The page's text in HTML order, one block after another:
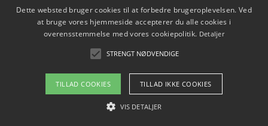
Sådan vælger du de bedste vandrerygsække til
vandreture i Danmark
Copyright 2026 - Pilanto Aps
Om / kontakt
Dette websted bruger cookies til at forbedre brugeroplevelsen. Ved
at bruge vores hjemmeside accepterer du alle cookies i
overensstemmelse med vores cookiepolitik. Detaljer
STRENGT NØDVENDIGE
TILLAD COOKIES TILLAD IKKE COOKIES
VIS DETALJER